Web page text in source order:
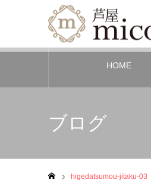
HOME
ブログ
higedatsumou-jitaku-03